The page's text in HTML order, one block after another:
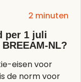
2 minuten
per 1 juli
NL?
eisen voor
de norm voor